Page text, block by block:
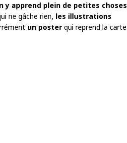
y apprend plein de petites choses
ne gâche rien, les illustrations
un poster qui reprend la carte